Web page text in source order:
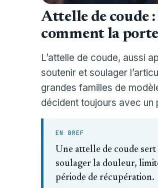
Attelle de coude
comment la
L’attelle de coude, aussi
soutenir et soulager
grandes familles de
décident toujours avec un
EN BREF
Une attelle de coude
soulager la douleur,
période de récupération.